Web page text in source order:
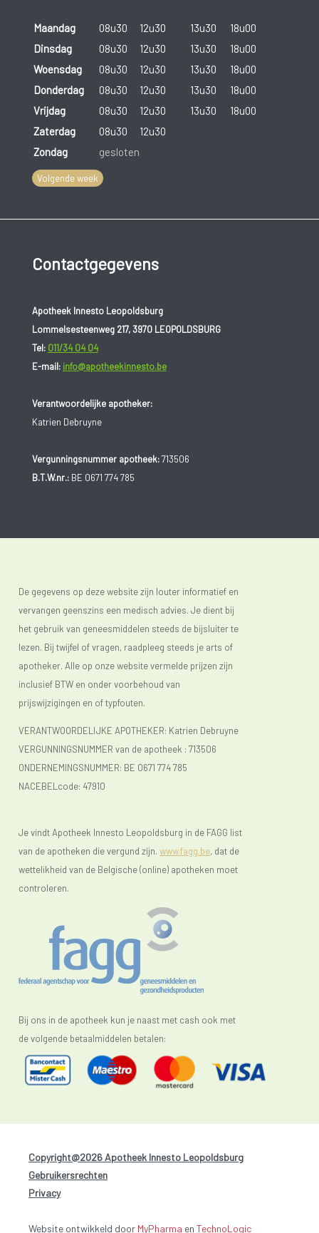
Maandag 08u30 12u30 13u30
18u00
Dinsdag
08u30 12u30 13u30
18u00
Woensdag
08u30 12u30 13u30
18u00
Donderdag
08u30 12u30 13u30
18u00
Vrijdag
08u30 12u30 13u30
18u00
Zaterdag
08u30
12u30
Zondag
gesloten
Volgende week
Contactgegevens
Apotheek Innesto Leopoldsburg
Lommelsesteenweg 217, 3970 LEOPOLDSBURG
Tel: 011/34 04 04
E-mail: info@apotheekinnesto.be
Verantwoordelijke apotheker:
Katrien Debruyne
Vergunningsnummer apotheek:713506
B.T.W.nr.:BE 0671 774 785
De gegevens op deze website zijn louter informatief en
vervangen geenszins een medisch advies. Je dient bij
het gebruik van geneesmiddelen steeds de bijsluiter te
lezen. Bij twijfel of vragen, raadpleeg steeds je arts of
apotheker. Alle op onze website vermelde prijzen zijn
inclusief BTW en onder voorbehoud van
prijswijzigingen en of typfouten.
VERANTWOORDELIJKE APOTHEKER: Katrien Debruyne
VERGUNNINGSNUMMER van de apotheek : 713506
ONDERNEMINGSNUMMER: BE 0671 774 785
NACEBELcode: 47910
Je vindt Apotheek Innesto Leopoldsburg in de FAGG list
van de apotheken die vergund zijn. www.fagg.be, dat de
wettelikheid van de Belgische (online) apotheken moet
controleren.
Bij ons in de apotheek kun je naast met cash ook met
de volgende betaalmiddelen betalen:
Copyright@2026 Apotheek Innesto Leopoldsburg
Gebruikersrechten
Privacy
Website ontwikkeld door MyPharma en TechnoLogic